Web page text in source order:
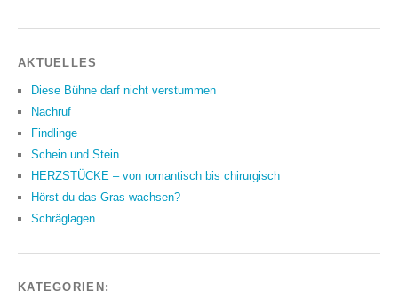
AKTUELLES
Diese Bühne darf nicht verstummen
Nachruf
Findlinge
Schein und Stein
HERZSTÜCKE – von romantisch bis chirurgisch
Hörst du das Gras wachsen?
Schräglagen
KATEGORIEN: